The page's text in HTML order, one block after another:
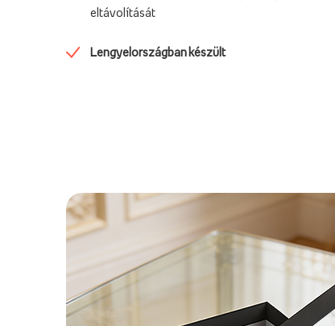
eltávolítását
Lengyelországban készült